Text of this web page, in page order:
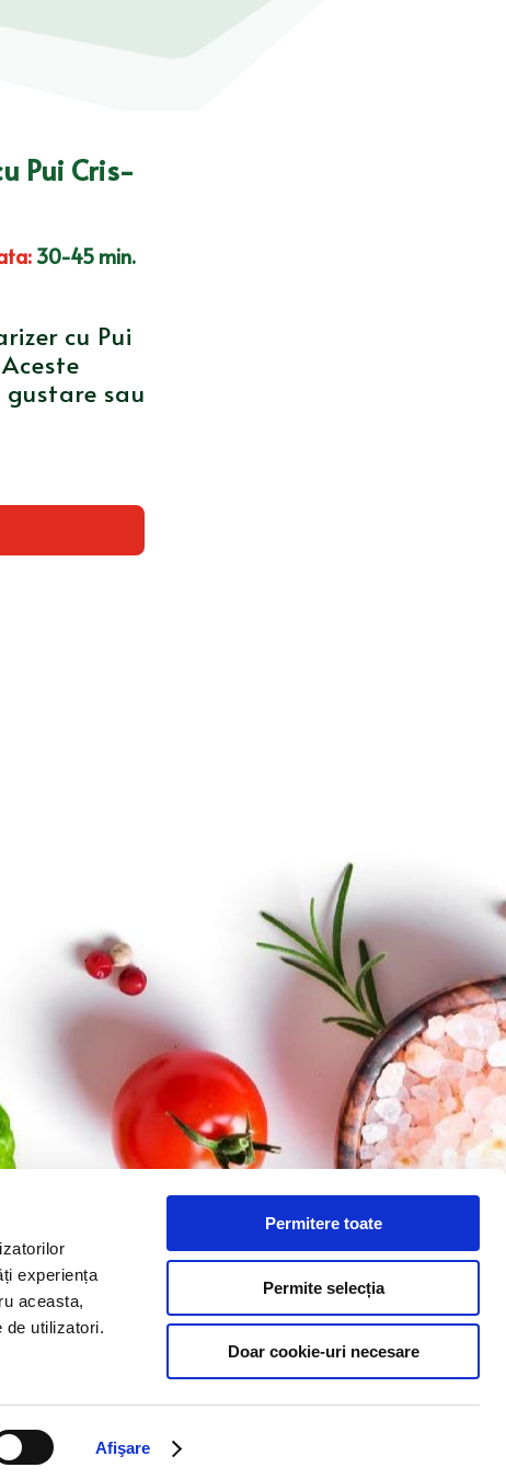
experiența
aceasta,
de utilizatori.
Afişare
Permitere toate
Permite selecția
Doar cookie-uri necesare
Pui Cris-
: 30-45 min.
cu Pui
sau
CURATĂ RAPORTARE RISIPA ALIMENTARĂ CONTACT SESIZĂRI